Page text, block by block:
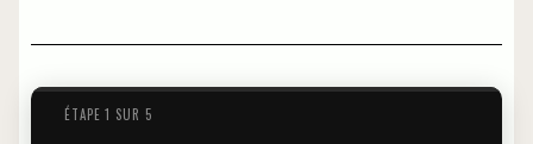
ÉTAPE1 SUR 5